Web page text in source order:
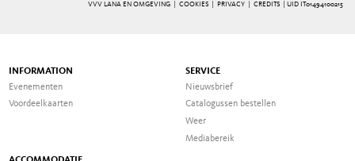
VVV LANA EN OMGEVING | COOKIES| PRIVACY| CREDITS | UID IT01494100215
INFORMATION
Evenementen
Voordeelkaarten
SERVICE
Nieuwsbrief
Catalogussen bestellen
Weer
Mediabereik